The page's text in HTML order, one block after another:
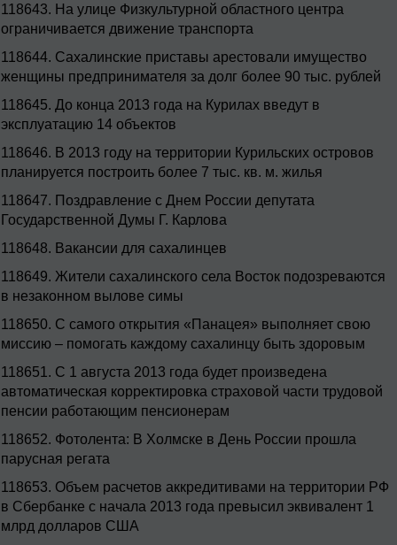
118643. На улице Физкультурной областного центра
ограничивается движение транспорта
118644. Сахалинские приставы арестовали имущество
женщины предпринимателя за долг более 90 тыс. рублей
118645. До конца 2013 года на Курилах введут в
эксплуатацию 14 объектов
118646. В 2013 году на территории Курильских островов
планируется построить более 7 тыс. кв. м. жилья
118647. Поздравление с Днем России депутата
Государственной Думы Г. Карлова
118648. Вакансии для сахалинцев
118649. Жители сахалинского села Восток подозреваются
в незаконном вылове симы
118650. С самого открытия «Панацея» выполняет свою
миссию – помогать каждому сахалинцу быть здоровым
118651. С 1 августа 2013 года будет произведена
автоматическая корректировка страховой части трудовой
пенсии работающим пенсионерам
118652. Фотолента: В Холмске в День России прошла
парусная регата
118653. Объем расчетов аккредитивами на территории РФ
в Сбербанке с начала 2013 года превысил эквивалент 1
млрд долларов США